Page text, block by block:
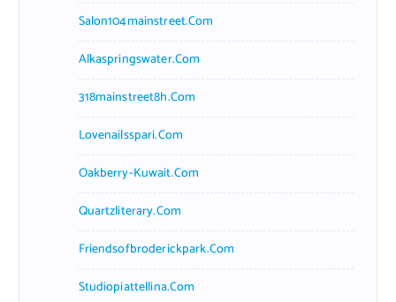
Salon104mainstreet.com
Alkaspringswater.com
318mainstreet8h.com
Lovenailsspari.com
Oakberry-Kuwait.com
Quartzliterary.com
Friendsofbroderickpark.com
Studiopiattellina.com